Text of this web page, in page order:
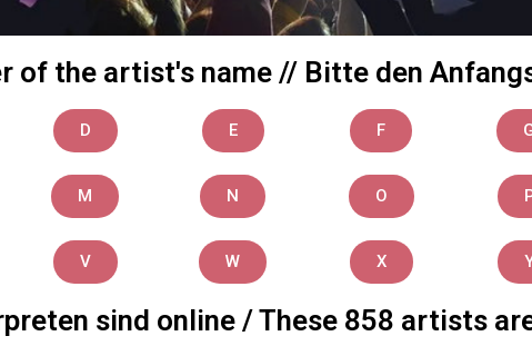
of the artist's name // Bitte den
D E F
M N O
V W X
sind online / These 858 artists